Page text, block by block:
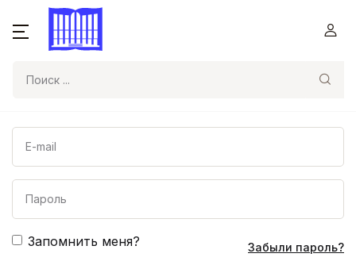
Запомнить меня? Забыли пароль?